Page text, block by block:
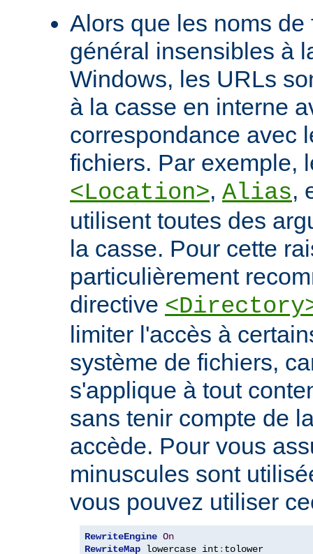
Alors que les noms
général insensibles à
Windows, les URLs
à la casse en interne
correspondance avec
fichiers. Par exemple,
<Location>, Alias,
utilisent toutes des
la casse. Pour cette
particulièrement
directive
limiter l'accès à
système de fichiers,
s'applique à tout
sans tenir compte de
accède. Pour vous
minuscules sont
vous pouvez utiliser
RewriteEngine On
RewriteMap lowercase int :